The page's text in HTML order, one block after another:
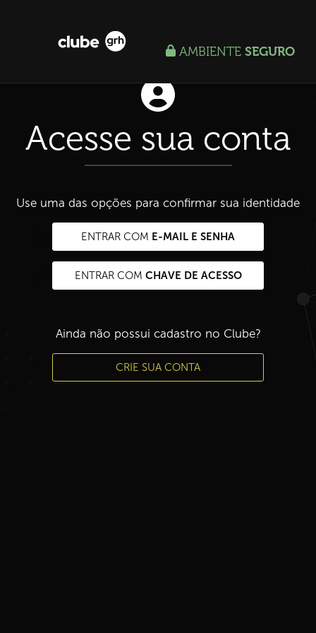
AMBIENTE SEGURO
Acesse sua conta
Use uma das opções para confirmar sua identidade
ENTRAR COM E-MAIL E SENHA
ENTRAR COM CHAVE DE ACESSO
Ainda não possui cadastro no Clube?
CRIE SUA CONTA